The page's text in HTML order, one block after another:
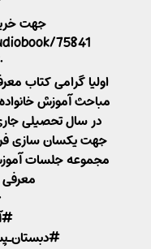
جهت
75841
اولیا گرامی کتاب
مباحث آموزش
در سال تحصیلی
جهت یکسان سازی
مجموعه جلسات